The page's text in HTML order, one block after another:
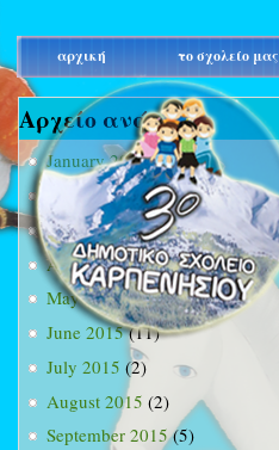
main_menu
αρχική το σχολείο μας
Αρχείο ανά μήνα
January 2015(3)
February 2015(9)
March 2015(34)
April 2015(15)
May 2015(13)
June 2015(11)
July 2015 (2)
August 2015 (2)
September 2015(5)